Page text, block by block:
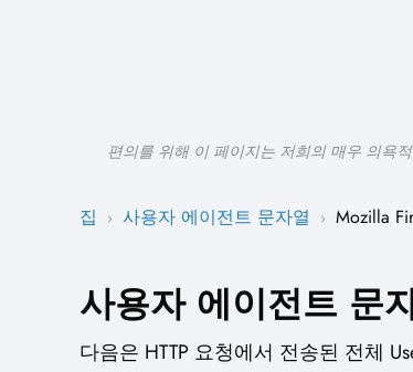
편의를 위해 이 페이지는 저희의 매우 의욕
집 › 사용자 에이전트 문자열 › Mozilla
사용자 에이전트 문
다음은 HTTP 요청에서 전송된 전체